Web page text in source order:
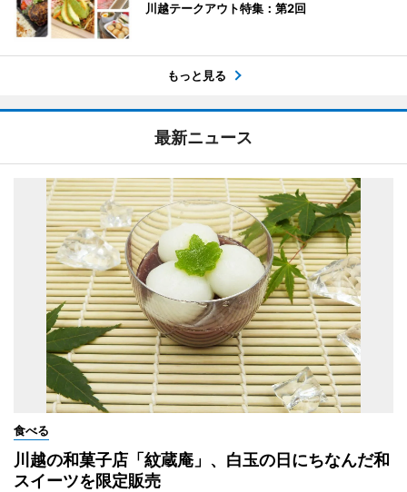
川越テークアウト特集：第2回
もっと見る
最新ニュース
食べる
川越の和菓子店「紋蔵庵」、白玉の日にちなんだ和
スイーツを限定販売